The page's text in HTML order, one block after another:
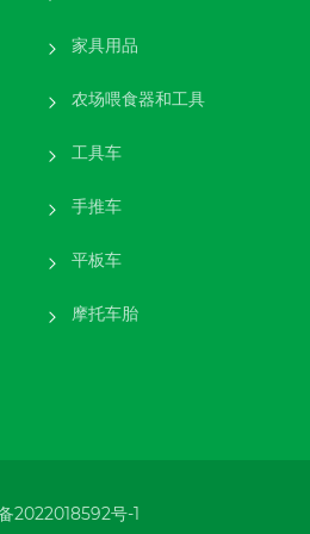
家具用品
农场喂食器和工具
工具车
手推车
平板车
摩托车胎
2022018592号-1